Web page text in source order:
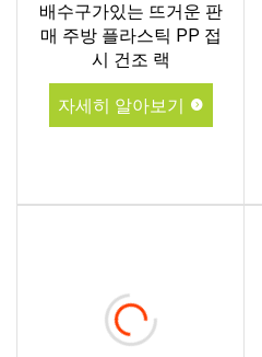
배수구가있는 뜨거운 판
매 주방 플라스틱 PP 접
시 건조 랙
자세히 알아보기